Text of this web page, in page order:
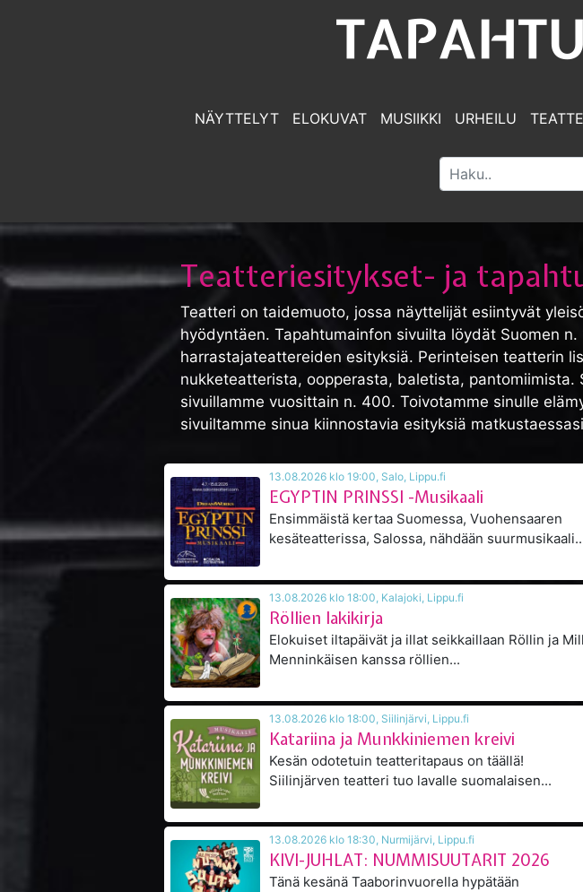
NÄYTTELYT ELOKUVAT MUSIIKKI URHEILU
Teatteriesitykset- ja
Teatteri on taidemuoto, jossa näyttelijät esiintyvät
hyödyntäen. Tapahtumainfon sivuilta löydät Suomen
harrastajateattereiden esityksiä. Perinteisen teatterin
nukketeatterista, oopperasta, baletista,
sivuillamme vuosittain n. 400. Toivotamme sinulle
sivuiltamme sinua kiinnostavia esityksiä
13.08.2026 klo 19:00, Salo, Lippu.fi
EGYPTIN PRINSSI -Musikaali
Ensimmäistä kertaa Suomessa, Vuohensaaren
kesäteatterissa, Salossa, nähdään
13.08.2026 klo 18:00, Kalajoki, Lippu.fi
Röllien lakikirja
Elokuiset iltapäivät ja illat seikkaillaan Röllin ja
Menninkäisen kanssa röllien...
13.08.2026 klo 18:00, Siilinjärvi, Lippu.fi
Katariina ja Munkkiniemen kreivi
Kesän odotetuin teatteritapaus on täällä!
Siilinjärven teatteri tuo lavalle suomalaisen...
13.08.2026 klo 18:30, Nurmijärvi, Lippu.fi
KIVI-JUHLAT: NUMMISUUTARIT 2026
Tänä kesänä Taaborinvuorella hypätään